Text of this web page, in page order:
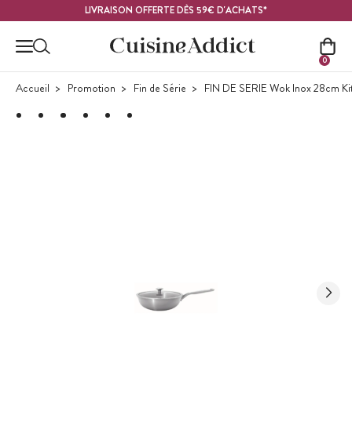
LIVRAISON OFFERTE DÈS 59€ D'ACHATS*
0
Accueil Promotion Fin de Série FIN DE SERIE Wok Inox 28cm